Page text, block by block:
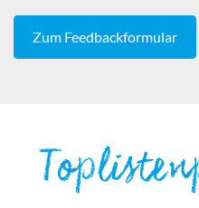
Zum Feedbackformular